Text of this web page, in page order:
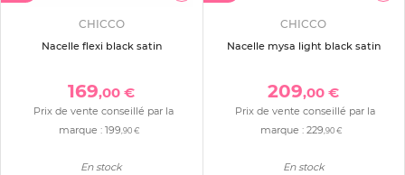
CHICCO
Nacelle flexi black satin
169,00 €
Prix de vente conseillé par la
marque :199,90 €
En stock
CHICCO
Nacelle mysa light black satin
209,00 €
Prix de vente conseillé par la
marque :229,90 €
En stock